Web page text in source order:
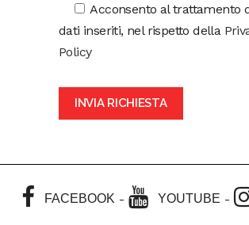
Acconsento al trattamento
dati inseriti, nel rispetto della
Policy
FACEBOOK- YOUTUBE -